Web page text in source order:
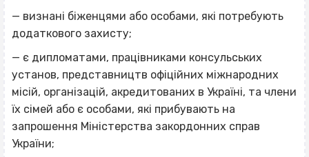
— визнані біженцями або особами, які потребують
додаткового захисту;
— є дипломатами, працівниками консульських
установ, представництв офіційних міжнародних
місій, організацій, акредитованих в Україні, та члени
їх сімей або є особами, які прибувають на
запрошення Міністерства закордонних справ
України;